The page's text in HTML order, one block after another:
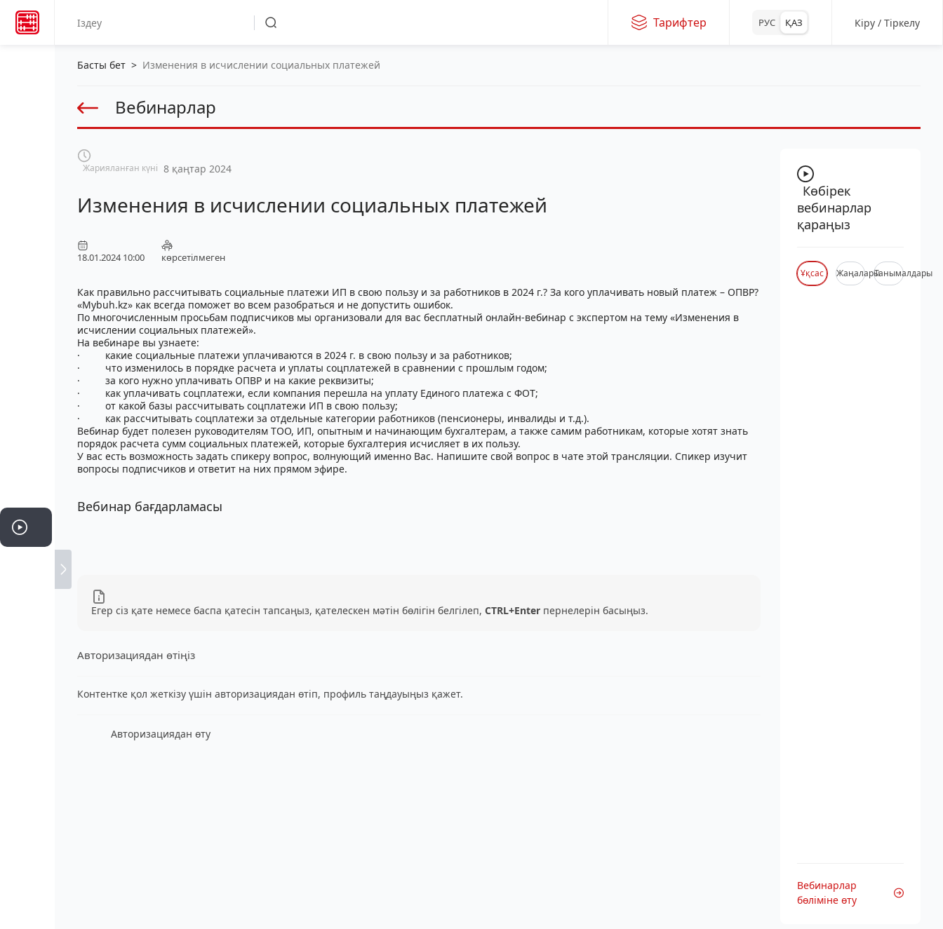
Тарифтер РУС ҚАЗ Кіру / Тіркелу
Басты бет > Изменения в исчислении социальных платежей
Вебинарлар
Жарияланған күні 8 қаңтар 2024
Изменения в исчислении социальных платежей
18.01.2024 10:00 көрсетілмеген
Как правильно рассчитывать социальные платежи ИП в свою пользу и за работников в 2024 г.? За кого уплачивать новый платеж – ОПВР?
«Mybuh.kz» как всегда поможет во всем разобраться и не допустить ошибок.
По многочисленным просьбам подписчиков мы организовали для вас бесплатный онлайн-вебинар с экспертом на тему «Изменения в
исчислении социальных платежей».
На вебинаре вы узнаете:
· какие социальные платежи уплачиваются в 2024 г. в свою пользу и за работников;
· что изменилось в порядке расчета и уплаты соцплатежей в сравнении с прошлым годом;
· за кого нужно уплачивать ОПВР и на какие реквизиты;
· как уплачивать соцплатежи, если компания перешла на уплату Единого платежа с ФОТ;
· от какой базы рассчитывать соцплатежи ИП в свою пользу;
· как рассчитывать соцплатежи за отдельные категории работников (пенсионеры, инвалиды и т.д.).
Вебинар будет полезен руководителям ТОО, ИП, опытным и начинающим бухгалтерам, а также самим работникам, которые хотят знать
порядок расчета сумм социальных платежей, которые бухгалтерия исчисляет в их пользу.
У вас есть возможность задать спикеру вопрос, волнующий именно Вас. Напишите свой вопрос в чате этой трансляции. Спикер изучит
вопросы подписчиков и ответит на них прямом эфире.
Вебинар бағдарламасы
Егер сіз қате немесе баспа қатесін тапсаңыз, қателескен мәтін бөлігін белгілеп, CTRL+Enter пернелерін басыңыз.
Авторизациядан өтіңіз
Контентке қол жеткізу үшін авторизациядан өтіп, профиль таңдауыңыз қажет.
Авторизациядан өту
Көбірек
вебинарлар
қараңыз
Ұқсас ЖаңаларыТанымалдары
Вебинарлар
бөліміне өту